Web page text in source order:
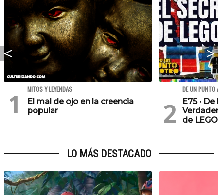
MITOS Y LEYENDAS
El mal de ojo en la creencia
popular
DE UN PUNTO
E75 •
de
LO MÁS DESTACADO